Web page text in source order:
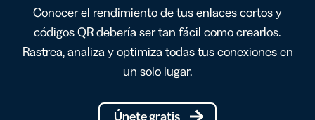
Conocer el rendimiento de tus enlaces cortos y
códigos QR debería ser tan fácil como crearlos.
Rastrea, analiza y optimiza todas tus conexiones en
un solo lugar.
Únete gratis